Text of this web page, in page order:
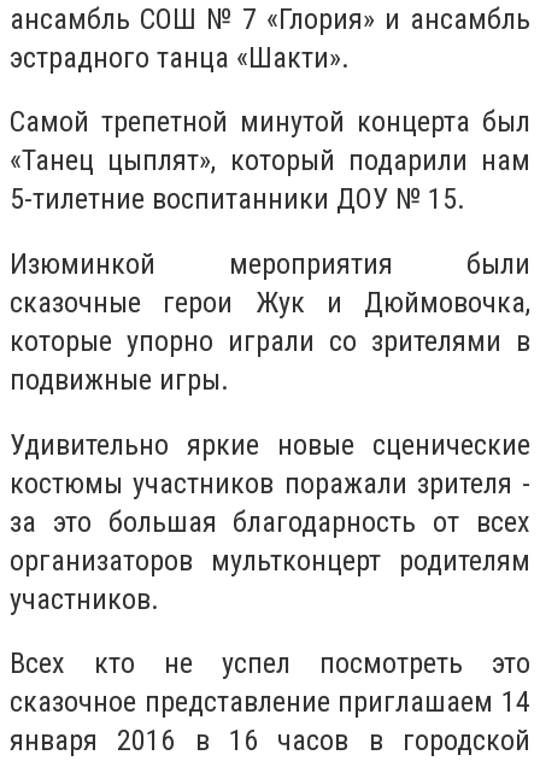
ансамбль СОШ № 7 «Глория» и ансамбль
эстрадного танца «Шакти».
Самой трепетной минутой концерта был
«Танец цыплят», который подарили нам
5-тилетние воспитанники ДОУ № 15.
Изюминкой мероприятия были
сказочные герои Жук и Дюймовочка,
которые упорно играли со зрителями в
подвижные игры.
Удивительно яркие новые сценические
костюмы участников поражали зрителя -
за это большая благодарность от всех
организаторов мультконцерт родителям
участников.
Всех кто не успел посмотреть это
сказочное представление приглашаем 14
января 2016 в 16 часов в городской